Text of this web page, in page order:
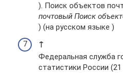
). Поиск объектов
почтовый Поиск
) (на русском языке )
↑
Федеральная служба
статистики России